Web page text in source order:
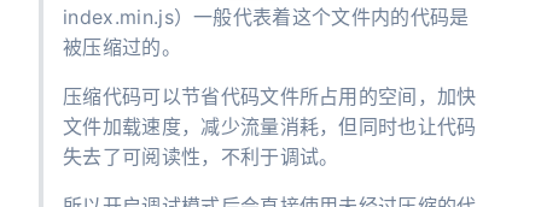
index.min.js）一般代表着这个文件内的代码是
被压缩过的。
压缩代码可以节省代码文件所占用的空间，加快
文件加载速度，减少流量消耗，但同时也让代码
失去了可阅读性，不利于调试。